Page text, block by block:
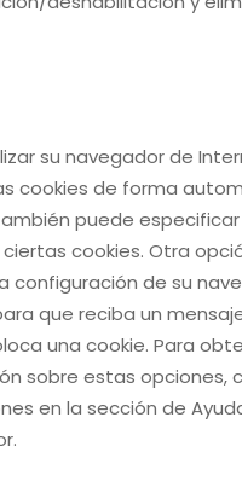
su navegador de
cookies de forma
puede
cookies. Otra
configuración de su
que reciba un
una cookie. Para
sobre estas opciones,
en la sección de